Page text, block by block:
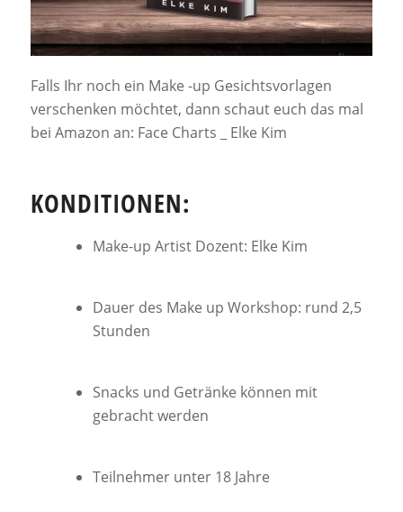
Falls Ihr noch ein Make -up Gesichtsvorlagen
verschenken möchtet, dann schaut euch das mal
bei Amazon an: Face Charts _ Elke Kim
KONDITIONEN:
Make-up Artist Dozent: Elke Kim
Dauer des Make up Workshop: rund 2,5
Stunden
Snacks und Getränke können mit
gebracht werden
Teilnehmer unter 18 Jahre